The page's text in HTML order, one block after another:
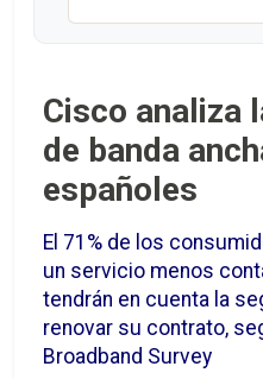
Cisco analiza
de banda
españoles
El 71% de los
un servicio menos
tendrán en cuenta la
renovar su contrato,
Broadband Survey